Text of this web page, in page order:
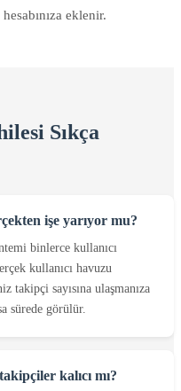
eklenir.
Sıkça
işe yarıyor mu?
binlerce kullanıcı
kullanıcı havuzu
takipçi sayısına ulaşmanıza
sürede görülür.
kalıcı mı?